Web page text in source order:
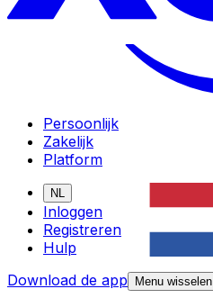
Persoonlijk
Zakelijk
Platform
NL
Inloggen
Registreren
Hulp
Download de app
Menu wisselen